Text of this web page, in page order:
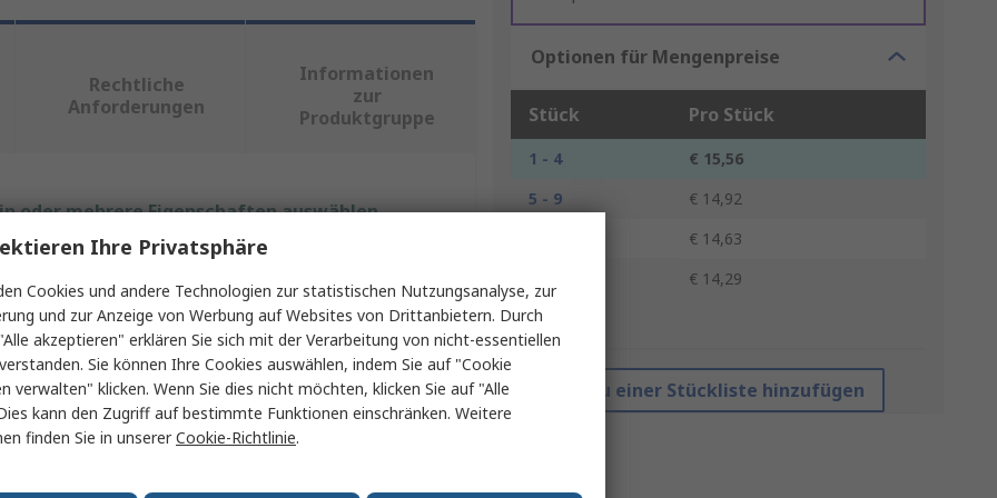
Optionen für Mengenpreise
Stück Pro Stück
1 - 4
€ 15,56
5 - 9
€ 14,92
€ 14,63
€ 14,29
*Richtpreis
Zu einer Stückliste hinzufügen
Rechtliche
Anforderungen
Informationen
zur
Produktgruppe
oder mehrere Eigenschaften auswählen.
Huco
Wellenmanschette
10mm
Zweiteilig
Ihre Privatsphäre
Cookies und andere Technologien zur statistischen Nutzungsanalyse, zur
und zur Anzeige von Werbung auf Websites von Drittanbietern. Durch
akzeptieren" erklären Sie sich mit der Verarbeitung von nicht-essentiellen
Sie können Ihre Cookies auswählen, indem Sie auf "Cookie
verwalten" klicken. Wenn Sie dies nicht möchten, klicken Sie auf "Alle
kann den Zugriff auf bestimmte Funktionen einschränken. Weitere
finden Sie in unsererCookie-Richtlinie.